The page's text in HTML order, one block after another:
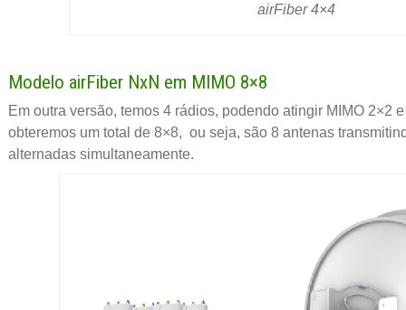
airFiber 4×4
Modelo airFiber NxN em MIMO 8×8
Em outra versão, temos 4 rádios, podendo atingir MIMO 2×2
obteremos um total de 8×8, ou seja, são 8 antenas
alternadas simultaneamente.